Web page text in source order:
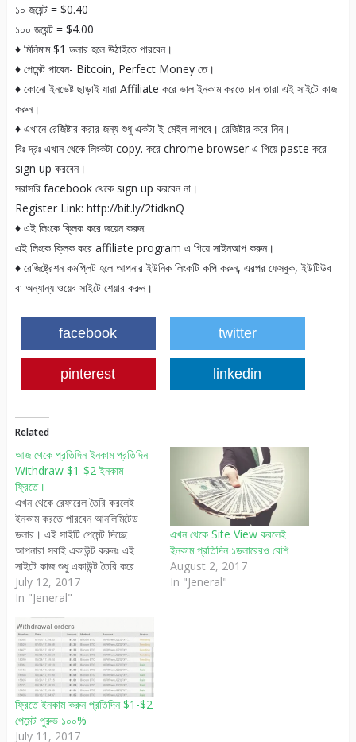
১০ জয়েন্ট = $0.40
১০০ জয়েন্ট = $4.00
♦ মিনিমাম $1 ডলার হলে উঠাইতে পারবেন।
♦ পেমেন্ট পাবেন- Bitcoin, Perfect Money তে।
♦ কোনো ইনভেষ্ট ছাড়াই যারা Affiliate করে ভাল ইনকাম করতে চান তারা এই সাইটে কাজ
করুন।
♦ এখানে রেজিষ্টার করার জন্য শুধু একটা ই-মেইল লাগবে। রেজিষ্টার করে নিন।
বিঃ দ্রঃ এখান থেকে লিংকটা copy. করে chrome browser এ গিয়ে paste করে
sign up করবেন।
সরাসরি facebook থেকে sign up করবেন না।
Register Link: http://bit.ly/2tidknQ
♦ এই লিংকে ক্লিক করে জয়েন করুন:
এই লিংকে ক্লিক করে affiliate program এ গিয়ে সাইনআপ করুন।
♦ রেজিষ্ট্রেশন কমপ্লিট হলে আপনার ইউনিক লিংকটি কপি করুন, এরপর ফেসবুক, ইউটিউব
বা অন্যান্য ওয়েব সাইটে শেয়ার করুন।
facebook twitter
pinterest linkedin
Related
আজ থেকে প্রতিদিন ইনকাম প্রতিদিন
Withdraw $1-$2 ইনকাম
ফ্রিতে।
এখন থেকে রেফারেল তৈরি করলেই
ইনকাম করতে পারবেন আনলিমিটেড
ডলার। এই সাইটি পেমেন্ট দিচ্ছে
আপনারা সবাই একাউন্ট করুনঃ এই
সাইটে কাজ শুধু একাউন্ট তৈরি করে
রেফারেল লিংক প্রচার করে লিংকের
মাধ্যমে সদস্য জয়েন্ট করানো। ♦প্রতি
জয়েন্ট = $0.04 ♦১০ জয়েন্ট =
$0.40 ♦১০০ জয়েন্ট = $4.00 ♦
মিনিমাম $1 ডলার…
July 12, 2017
In "Jeneral"
এখন থেকে Site View করলেই
ইনকাম প্রতিদিন ১ডলারেরও বেশি
August 2, 2017
In "Jeneral"
ফ্রিতে ইনকাম করুন প্রতিদিন $1-$2
পেমেন্ট পুরুভ ১০০%
July 11, 2017